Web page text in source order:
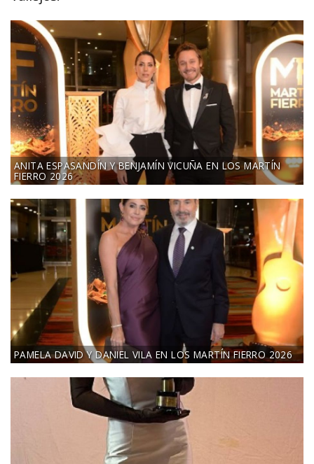
ANITA ESPASANDÍN Y BENJAMÍN VICUÑA EN LOS MARTÍN
FIERRO 2026
PAMELA DAVID Y DANIEL VILA EN LOS MARTÍN FIERRO 2026